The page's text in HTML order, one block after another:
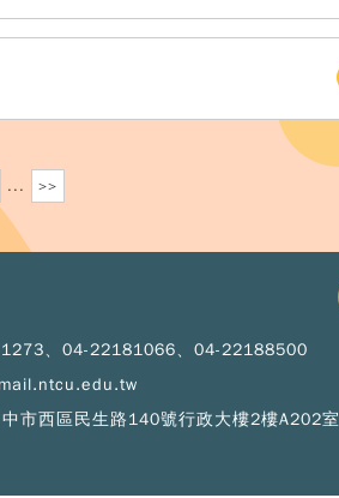
... >>
、04-22181066、04-22188500
市西區民生路140號行政大樓2樓A202室